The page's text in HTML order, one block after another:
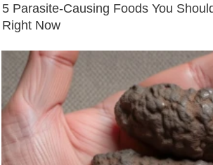
5 Parasite-Causing Foods You
Right Now